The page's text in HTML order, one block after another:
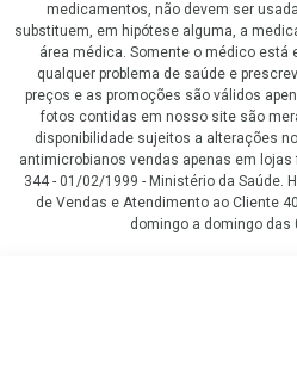
medicamentos, não devem ser
substituem, em hipótese alguma, a
área médica. Somente o médico
qualquer problema de saúde e
preços e as promoções são válidos
fotos contidas em nosso site são
disponibilidade sujeitos a alterações
antimicrobianos vendas apenas em
344 - 01/02/1999 - Ministério da Saúde.
de Vendas e Atendimento ao Cliente
domingo a domingo das